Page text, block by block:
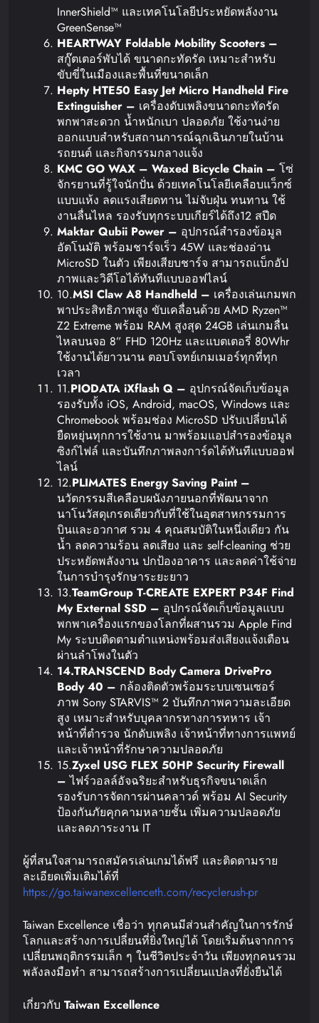
InnerShield™ และเทคโนโลยีประหยัดพลังงาน
GreenSense™
HEARTWAY Foldable Mobility Scooters –
สกู๊ตเตอร์พับได้ ขนาดกะทัดรัด เหมาะสำหรับ
ขับขี่ในเมืองและพื้นที่ขนาดเล็ก
Hepty HTE50 Easy Jet Micro Handheld Fire
Extinguisher – เครื่องดับเพลิงขนาดกะทัดรัด
พกพาสะดวก น้ำหนักเบา ปลอดภัย ใช้งานง่าย
ออกแบบสำหรับสถานการณ์ฉุกเฉินภายในบ้าน
รถยนต์ และกิจกรรมกลางแจ้ง
KMC GO WAX – Waxed Bicycle Chain – โซ่
จักรยานที่รู้ใจนักปั่น ด้วยเทคโนโลยีเคลือบแว็กซ์
แบบแห้ง ลดแรงเสียดทาน ไม่จับฝุ่น ทนทาน ใช้
งานลื่นไหล รองรับทุกระบบเกียร์ได้ถึง12 สปีด
Maktar Qubii Power – อุปกรณ์สำรองข้อมูล
อัตโนมัติ พร้อมชาร์จเร็ว 45W และช่องอ่าน
MicroSD ในตัว เพียงเสียบชาร์จ สามารถแบ็กอัป
ภาพและวิดีโอได้ทันทีแบบออฟไลน์
10.MSI Claw A8 Handheld – เครื่องเล่นเกมพก
พาประสิทธิภาพสูง ขับเคลื่อนด้วย AMD Ryzen™
Z2 Extreme พร้อม RAM สูงสุด 24GB เล่นเกมลื่น
ไหลบนจอ 8” FHD 120Hz และแบตเตอรี่ 80Whr
ใช้งานได้ยาวนาน ตอบโจทย์เกมเมอร์ทุกที่ทุก
เวลา
11.PIODATA iXflash Q – อุปกรณ์จัดเก็บข้อมูล
รองรับทั้ง iOS, Android, macOS, Windows และ
Chromebook พร้อมช่อง MicroSD ปรับเปลี่ยนได้
ยืดหยุ่นทุกการใช้งาน มาพร้อมแอปสำรองข้อมูล
ซิงก์ไฟล์ และบันทึกภาพลงการ์ดได้ทันทีแบบออฟ
ไลน์
12.PLIMATES Energy Saving Paint –
นวัตกรรมสีเคลือบผนังภายนอกที่พัฒนาจาก
นาโนวัสดุเกรดเดียวกับที่ใช้ในอุตสาหกรรมการ
บินและอวกาศ รวม 4 คุณสมบัติในหนึ่งเดียว กัน
น้ำ ลดความร้อน ลดเสียง และ self-cleaning ช่วย
ประหยัดพลังงาน ปกป้องอาคาร และลดค่าใช้จ่าย
ในการบำรุงรักษาระยะยาว
13.TeamGroup T-CREATE EXPERT P34F Find
My External SSD – อุปกรณ์จัดเก็บข้อมูลแบบ
พกพาเครื่องแรกของโลกที่ผสานรวม Apple Find
My ระบบติดตามตำแหน่งพร้อมส่งเสียงแจ้งเตือน
ผ่านลำโพงในตัว
14.TRANSCEND Body Camera DrivePro
Body 40 – กล้องติดตัวพร้อมระบบเซนเซอร์
ภาพ Sony STARVIS™ 2 บันทึกภาพความละเอียด
สูง เหมาะสำหรับบุคลากรทางการทหาร เจ้า
หน้าที่ตำรวจ นักดับเพลิง เจ้าหน้าที่ทางการแพทย์
และเจ้าหน้าที่รักษาความปลอดภัย
15.Zyxel USG FLEX 50HP Security Firewall
–ไฟร์วอลล์อัจฉริยะสำหรับธุรกิจขนาดเล็ก
รองรับการจัดการผ่านคลาวด์ พร้อม AI Security
ป้องกันภัยคุกคามหลายชั้น เพิ่มความปลอดภัย
และลดภาระงาน IT
ผู้ที่สนใจสามารถสมัครเล่นเกมได้ฟรี และติดตามราย
ละเอียดเพิ่มเติมได้ที่
https://go.taiwanexcellenceth.com/recyclerush-pr
Taiwan Excellence เชื่อว่า ทุกคนมีส่วนสำคัญในการรักษ์
โลกและสร้างการเปลี่ยนที่ยิ่งใหญ่ได้ โดยเริ่มต้นจากการ
เปลี่ยนพฤติกรรมเล็ก ๆ ในชีวิตประจำวัน เพียงทุกคนรวม
พลังลงมือทำ สามารถสร้างการเปลี่ยนแปลงที่ยั่งยืนได้
เกี่ยวกับ Taiwan Excellence